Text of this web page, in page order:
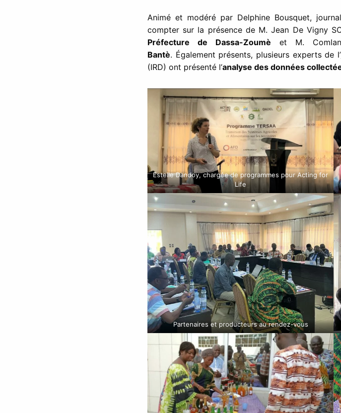
Animé et modéré par Delphine Bousquet,
compter sur la présence de M. Jean De Vigny
Préfecture de Dassa-Zoumè et M.
Bantè. Également présents, plusieurs experts de l’
(IRD) ont présenté l’analyse des données
Estelle Dandoy, chargée de programmes pour Acting for
Life
Partenaires et producteurs au rendez-vous